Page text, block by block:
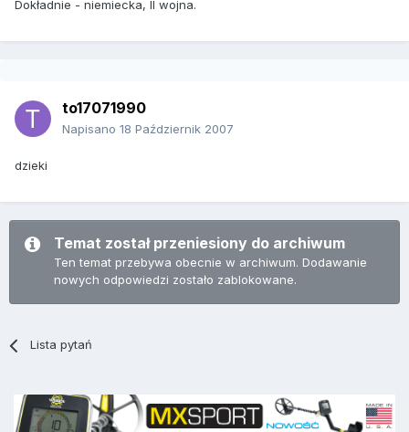
Dokładnie - niemiecka, II wojna.
to17071990
Napisano 18 Październik 2007
dzieki
Temat został przeniesiony do archiwum
Ten temat przebywa obecnie w archiwum. Dodawanie
nowych odpowiedzi zostało zablokowane.
Lista pytań